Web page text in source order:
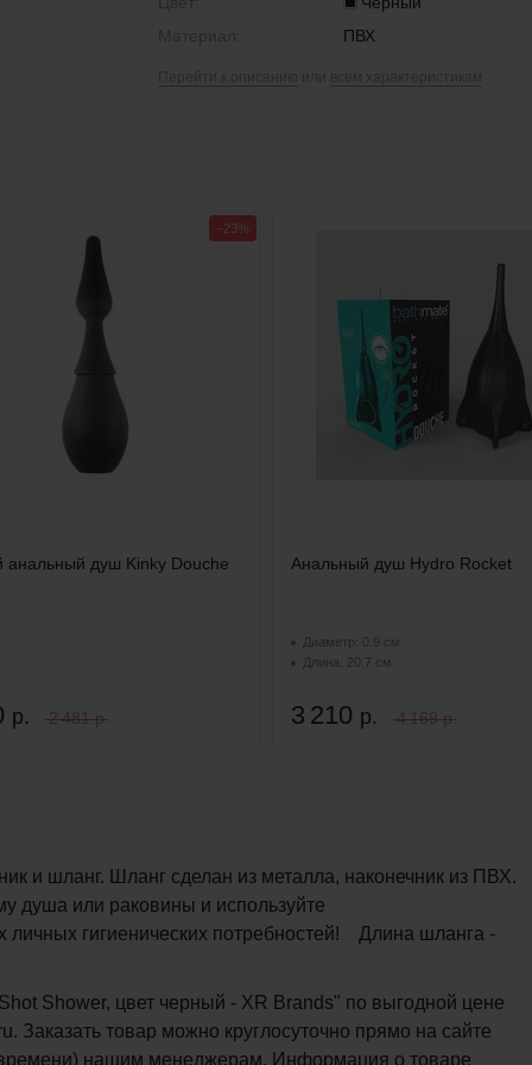
ПВХ
анальный душ Kinky Douche
р. 2 481 р.
−23%
Анальный душ Hydro Rocket
Диаметр: 0.9 см
Длина: 20.7 см
3 210 р. 4 169 р.
и шланг. Шланг сделан из металла, наконечник из ПВХ.
душа или раковины и используйте
гигиенических потребностей! Длина шланга -
Shower, цвет черный - XR Brands" по выгодной цене
товар можно круглосуточно прямо на сайте
нашим менеджерам. Информация о товаре